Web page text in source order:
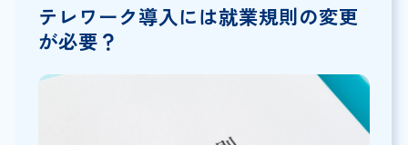
テレワーク導入には就業規則の変更
が必要？